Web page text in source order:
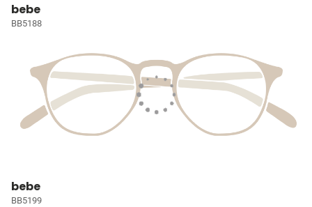
bebe
BB5188
bebe
BB5199